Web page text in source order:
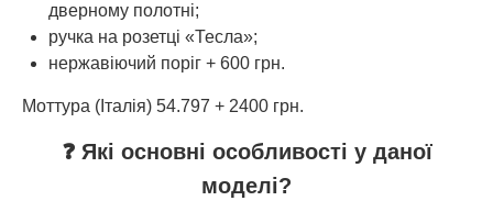
дверному полотні;
ручка на розетці «Тесла»;
нержавіючий поріг + 600 грн.
Моттура (Італія) 54.797 + 2400 грн.
❓ Які основні особливості у даної
моделі?